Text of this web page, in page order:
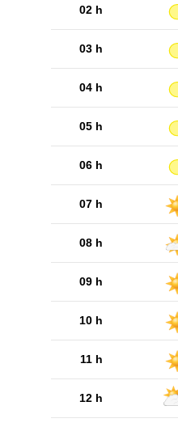
02 h
03 h
04 h
05 h
06 h
07 h
08 h
09 h
10 h
11 h
12 h